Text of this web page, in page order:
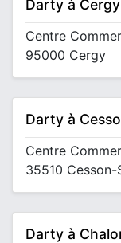
Darty à Cergy
Centre
95000 Cergy
Darty à
Centre
35510 Cesson-
Darty à